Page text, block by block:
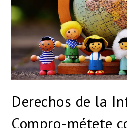
Derechos de la
Compro-métete